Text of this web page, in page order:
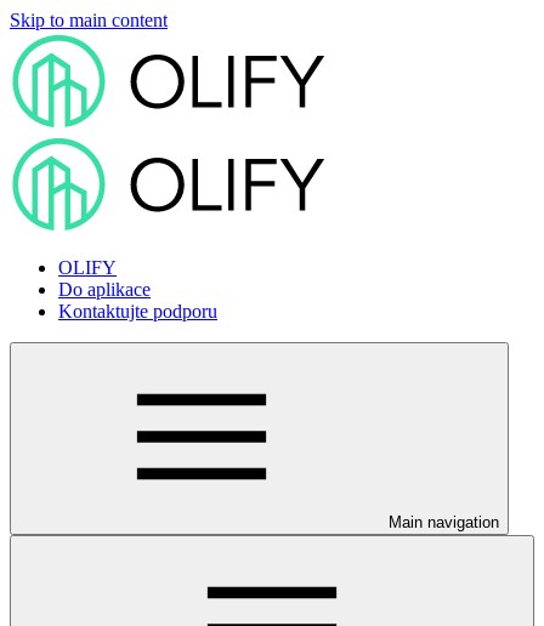
Skip to main content
OLIFY
Do aplikace
Kontaktujte podporu
Main navigation